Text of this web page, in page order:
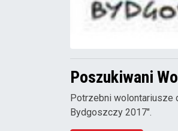
Poszukiwani
Potrzebni wolontariusze
Bydgoszczy 2017".